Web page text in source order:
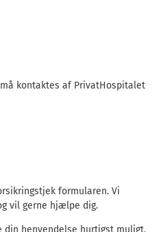
må kontaktes af PrivatHospitalet
formularen. Vi
vil gerne hjælpe dig.
henvendelse hurtigst muligt.